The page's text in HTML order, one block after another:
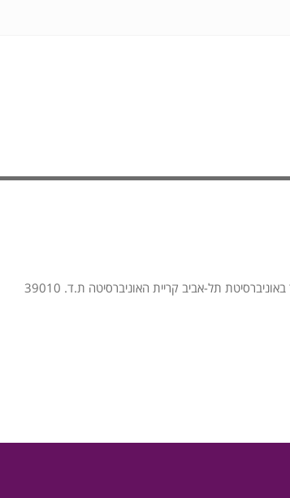
תל-אביב קריית האוניברסיטה ת.ד. 39010